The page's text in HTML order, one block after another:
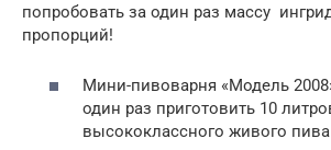
попробовать за один раз массу
пропорций!
Мини-пивоварня «Модель
один раз приготовить 10
высококлассного живого пива